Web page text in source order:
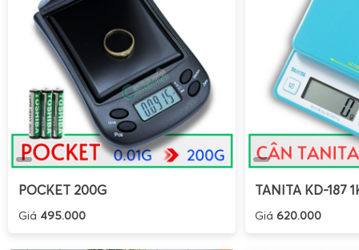
POCKET 200G
Giá 495.000
TANITA KD-187
Giá620.000